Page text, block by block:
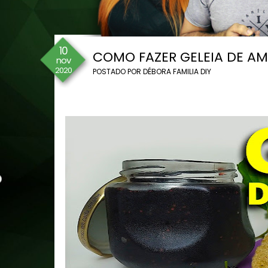
10
nov
2020
COMO FAZER GELEIA DE
POSTADO PORDÉBORA FAMILIA DIY